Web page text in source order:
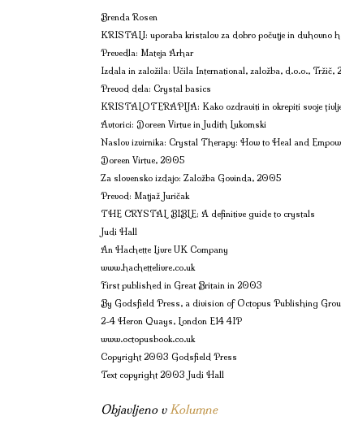
Brenda Rosen
KRISTALI: uporaba kristalov za dobro počutje in duhovno
Prevedla: Mateja Arhar
Izdala in založila: Učila International, založba, d.o.o., Tržič,
Prevod dela: Crystal basics
KRISTALOTERAPIJA: Kako ozdraviti in okrepiti svoje
Avtorici: Doreen Virtue in Judith Lukomski
Naslov izvirnika: Crystal Therapy: How to Heal and
Doreen Virtue, 2005
Za slovensko izdajo: Založba Govinda, 2005
Prevod: Matjaž Juričak
THE CRYSTAL BIBLE; A definitive guide to crystals
Judi Hall
An Hachette Livre UK Company
www.hachettelivre.co.uk
First published in Great Britain in 2003
By Godsfield Press, a division of Octopus Publishing
2-4 Heron Quays, London E14 4IP
www.octopusbook.co.uk
Copyright 2003 Godsfield Press
Text copyright 2003 Judi Hall
Objavljeno v Kolumne